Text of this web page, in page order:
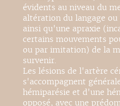
évidents au niveau du
altération du langage
ainsi qu'une apraxie
certains mouvements
ou par imitation) de la
survenir.
Les lésions de l'artère
s'accompagnent
hémiparésie et d'une
opposé, avec une